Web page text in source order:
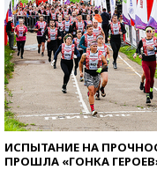
ИСПЫТАНИЕ НА
ПРОШЛА «ГОНКА